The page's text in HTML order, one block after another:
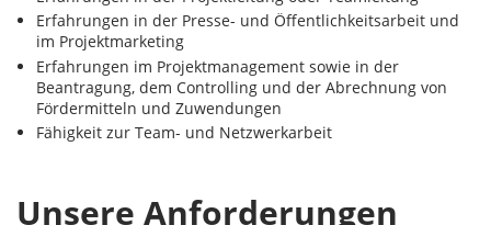
Erfahrungen in der Presse- und Öffentlichkeitsarbeit und
im Projektmarketing
Erfahrungen im Projektmanagement sowie in der
Beantragung, dem Controlling und der Abrechnung von
Fördermitteln und Zuwendungen
Fähigkeit zur Team- und Netzwerkarbeit
Unsere Anforderungen